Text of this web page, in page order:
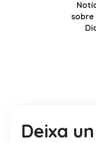
sobre
Deixa